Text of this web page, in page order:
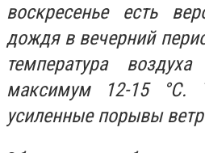
воскресенье есть
дождя в вечерний
температура
максимум 12-15 °С.
усиленные порывы